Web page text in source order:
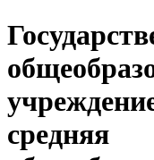
средняя